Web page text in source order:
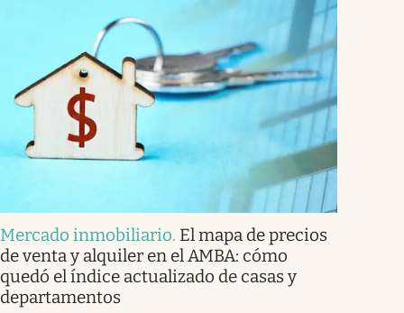
Mercado inmobiliario. El mapa de precios
de venta y alquiler en el AMBA: cómo
quedó el índice actualizado de casas y
departamentos